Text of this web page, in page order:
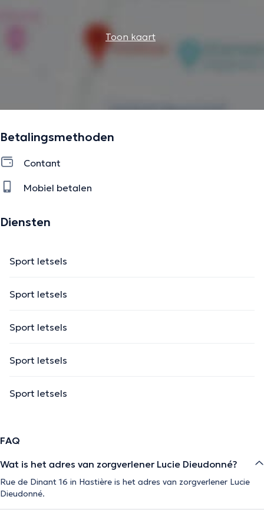
Toon kaart
Betalingsmethoden
Contant
Mobiel betalen
Diensten
Sport letsels
Sport letsels
Sport letsels
Sport letsels
Sport letsels
FAQ
Wat is het adres van zorgverlener Lucie Dieudonné?
Rue de Dinant 16 in Hastière is het adres van zorgverlener Lucie
Dieudonné.